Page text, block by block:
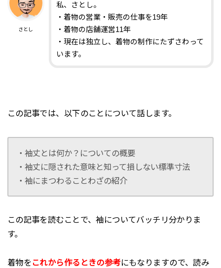
さとし
私、さとし。
・着物の営業・販売の仕事を19年
・着物の店舗運営11年
・現在は独立し、着物の制作にたずさわって
います。
この記事では、以下のことについて話します。
・袖丈とは何か？についての概要
・袖丈に隠された意味と知って損しない標準寸法
・袖にまつわることわざの紹介
この記事を読むことで、袖についてバッチリ分かりま
す。
着物をこれから作るときの参考にもなりますので、読み